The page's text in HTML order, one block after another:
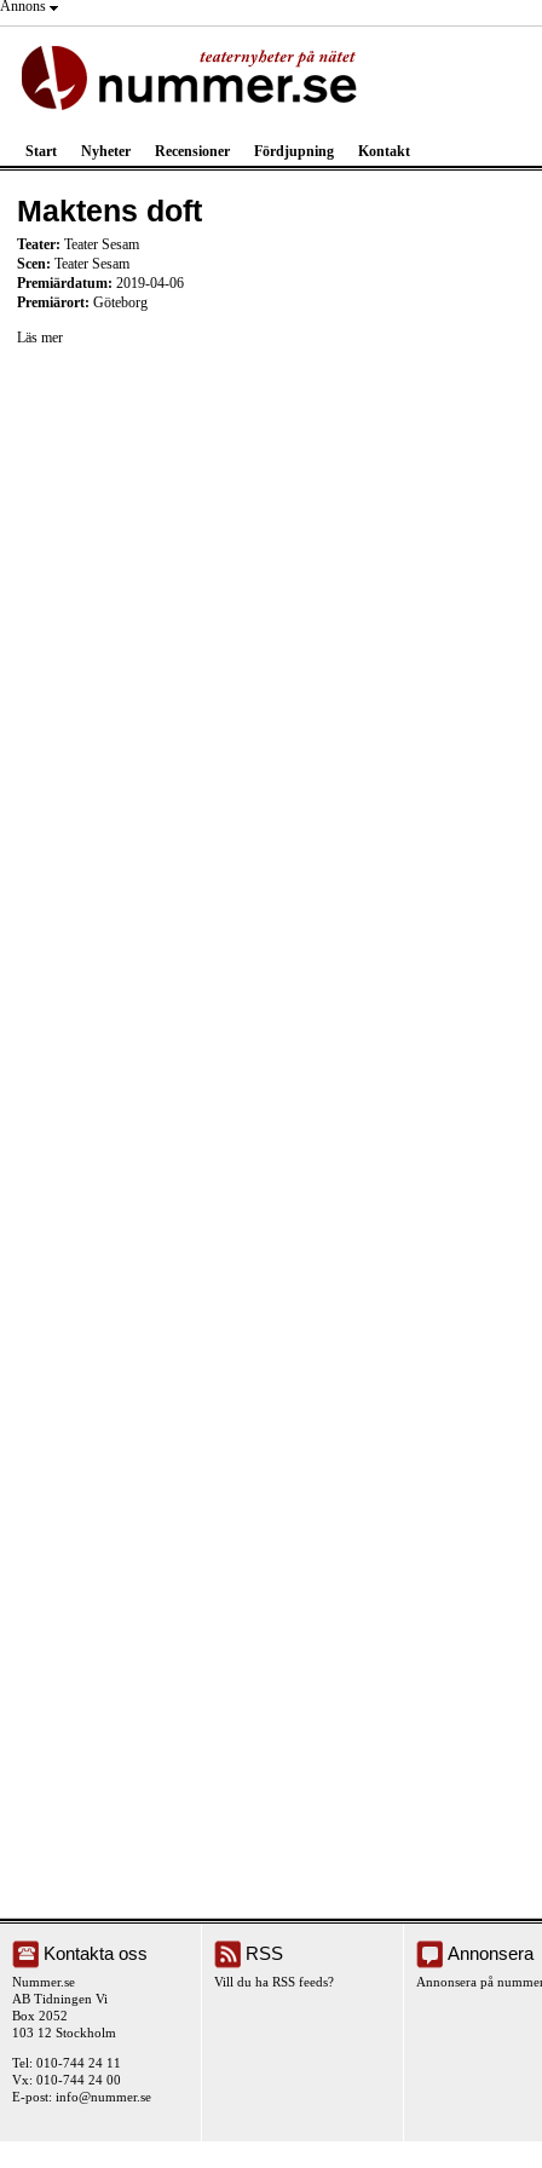
Annons
Start Nyheter Recensioner Fördjupning Kontakt
Maktens doft
Teater: Teater Sesam
Scen: Teater Sesam
Premiärdatum: 2019-04-06
Premiärort: Göteborg
Läs mer
Kontakta oss
Nummer.se
AB Tidningen Vi
Box 2052
103 12 Stockholm
Tel: 010-744 24 11
Vx: 010-744 24 00
E-post: info@nummer.se
RSS
Vill du ha RSS feeds?
Annonsera
Annonsera på